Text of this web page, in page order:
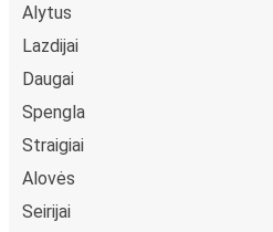
Alytus
Lazdijai
Daugai
Spengla
Straigiai
Alovės
Seirijai